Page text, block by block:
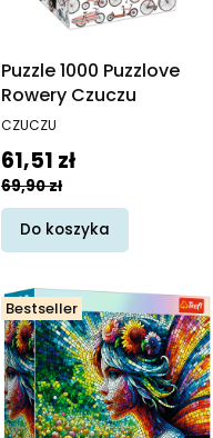
Puzzle 1000 Puzzlove
Rowery Czuczu
PRODUCENT
CZUCZU
Cena promocyjna
61,51 zł
69,90 zł
Do koszyka
Bestseller